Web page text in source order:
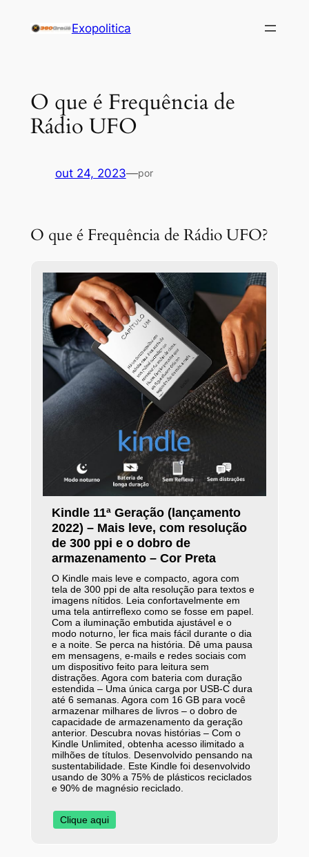
Exopolitica
O que é Frequência de
Rádio UFO
out 24, 2023—por
O que é Frequência de Rádio UFO?
Kindle 11ª Geração (lançamento
2022) – Mais leve, com resolução
de 300 ppi e o dobro de
armazenamento – Cor Preta
O Kindle mais leve e compacto, agora com
tela de 300 ppi de alta resolução para textos e
imagens nítidos. Leia confortavelmente em
uma tela antirreflexo como se fosse em papel.
Com a iluminação embutida ajustável e o
modo noturno, ler fica mais fácil durante o dia
e a noite. Se perca na história. Dê uma pausa
em mensagens, e-mails e redes sociais com
um dispositivo feito para leitura sem
distrações. Agora com bateria com duração
estendida – Uma única carga por USB-C dura
até 6 semanas. Agora com 16 GB para você
armazenar milhares de livros – o dobro de
capacidade de armazenamento da geração
anterior. Descubra novas histórias – Com o
Kindle Unlimited, obtenha acesso ilimitado a
milhões de títulos. Desenvolvido pensando na
sustentabilidade. Este Kindle foi desenvolvido
usando de 30% a 75% de plásticos reciclados
e 90% de magnésio reciclado.
Clique aqui